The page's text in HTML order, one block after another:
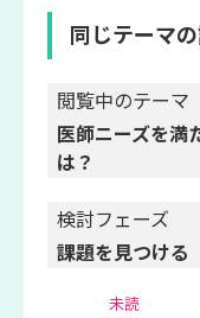
同じテーマ
閲覧中のテーマ
医師ニーズを満
は？
検討フェーズ
課題を見つける
未読